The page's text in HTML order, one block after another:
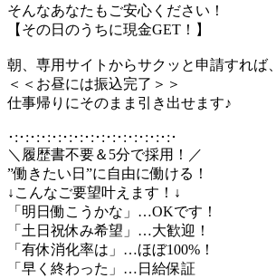
そんなあなたもご安心ください！
【その日のうちに現金GET！】
朝、専用サイトからサクッと申請すれば、
＜＜お昼には振込完了＞＞
仕事帰りにそのまま引き出せます♪
･:･:･:･:･:･:･:･:･:･:･:･:･:･:･:･
＼履歴書不要＆5分で採用！／
”働きたい日”に自由に働ける！
↓こんなご要望叶えます！↓
「明日働こうかな」…OKです！
「土日祝休み希望」…大歓迎！
「有休消化率は」…ほぼ100%！
「早く終わった」…日給保証